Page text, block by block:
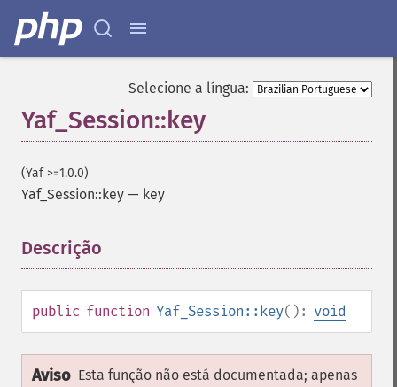
Selecione a língua:
Yaf_Session::key
(Yaf >=1.0.0)
Yaf_Session::key — key
Descrição
public function Yaf_Session::key(): void
Aviso Esta função não está documentada; apenas